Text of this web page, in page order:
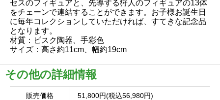
セスのフィギュアと、先導する狩人のフィギュアの13体
をチェーンで連結することができます。お子様お誕生日
に毎年コレクションしていただければ、すてきな記念品
となります。
材質：ビスク陶器、手彩色
サイズ：高さ約11cm、幅約19cm
その他の詳細情報
販売価格 51,800円(税込56,980円)